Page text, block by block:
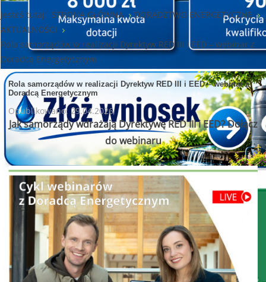
Jesteś tutaj: STRONA GŁÓWNA
DORADZTWO ENERGETYCZNE
AKTUALNOŚCI
Rola samorządów w realizacji Dyrektyw RED III i EED – webinar z
Doradcą Energetycznym
Rola samorządów w realizacji Dyrektyw RED III i EED – webinar z
Doradcą Energetycznym
Opublikowano: 29.04.2026
Jak samorządy wdrażają Dyrektywę RED III i EED? Dołącz
do webinaru